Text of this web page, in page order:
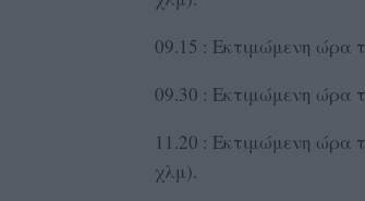
09.15 : Εκτιμώμενη ώρα
09.30 : Εκτιμώμενη ώρα
11.20 : Εκτιμώμενη ώρα
χλμ).